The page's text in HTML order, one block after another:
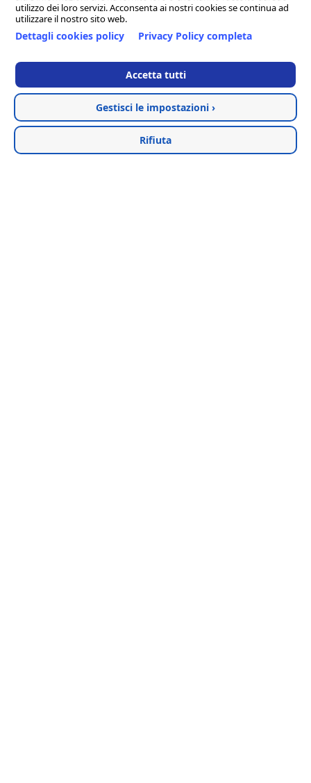
Tel. 0733/881189 (14 linee r.a.) - Fax. 0733/884119
Sede distaccata per la regione Campania: Via Umberto I, 1 -
83050 - Sant'Angelo all'Esca (Avellino)
Clion Point Ancona - Corso Giovanni Amendola, 44A - 60123
Ancona (AN)
Tel. & Fax. 0827/73744
Hosted & created by
Privacy Policy
utilizzo dei loro servizi. Acconsenta ai nostri cookies se continua ad
utilizzare il nostro sito web.
Dettagli cookies policy Privacy Policy completa
Accetta tutti
Gestisci le impostazioni ›
Rifiuta